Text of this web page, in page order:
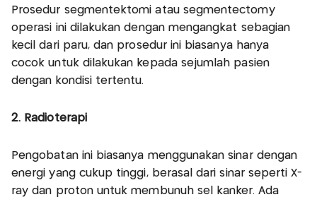
Prosedur segmentektomi atau segmentectomy
operasi ini dilakukan dengan mengangkat sebagian
kecil dari paru, dan prosedur ini biasanya hanya
cocok untuk dilakukan kepada sejumlah pasien
dengan kondisi tertentu.
2. Radioterapi
Pengobatan ini biasanya menggunakan sinar dengan
energi yang cukup tinggi, berasal dari sinar seperti X-
ray dan proton untuk membunuh sel kanker. Ada